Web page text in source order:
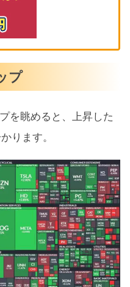
プ
を眺めると、上昇した
ります。